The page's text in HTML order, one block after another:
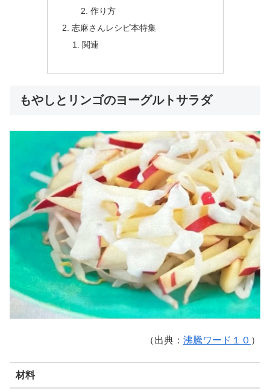
作り方
志麻さんレシピ本特集
関連
もやしとリンゴのヨーグルトサラダ
（出典： 沸騰ワード１０ ）
材料